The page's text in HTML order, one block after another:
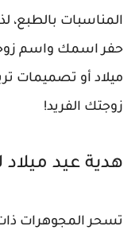
المناسبات بالطبع،
حفر اسمك واسم
ميلاد أو تصميمات
زوجتك الفريد!
هدية عيد
تسحر المجوهرات